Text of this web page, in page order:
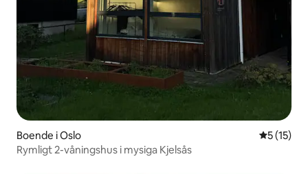
Boende i Oslo 5 av 5 i
5 (15)
Rymligt 2-våningshus i mysiga Kjelsås